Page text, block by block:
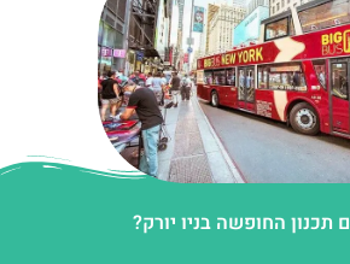
תכנון החופשה בניו יורק?